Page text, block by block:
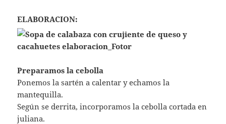
ELABORACION:
Preparamos la cebolla
Ponemos la sartén a calentar y echamos la
mantequilla.
Según se derrita, incorporamos la cebolla cortada en
juliana.